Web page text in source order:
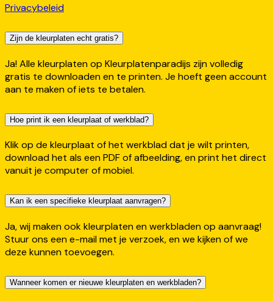
Privacybeleid
Zijn de kleurplaten echt gratis?
Ja! Alle kleurplaten op Kleurplatenparadijs zijn volledig
gratis te downloaden en te printen. Je hoeft geen account
aan te maken of iets te betalen.
Hoe print ik een kleurplaat of werkblad?
Klik op de kleurplaat of het werkblad dat je wilt printen,
download het als een PDF of afbeelding, en print het direct
vanuit je computer of mobiel.
Kan ik een specifieke kleurplaat aanvragen?
Ja, wij maken ook kleurplaten en werkbladen op aanvraag!
Stuur ons een e-mail met je verzoek, en we kijken of we
deze kunnen toevoegen.
Wanneer komen er nieuwe kleurplaten en werkbladen?